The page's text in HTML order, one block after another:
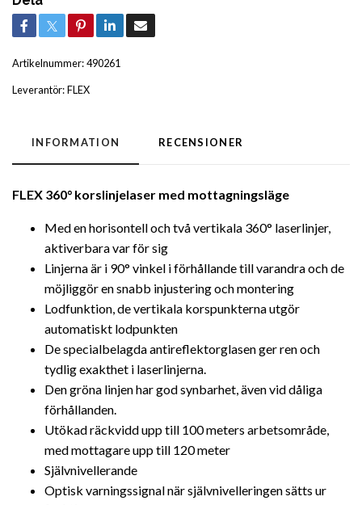
Artikelnummer:490261
Leverantör:FLEX
INFORMATION RECENSIONER
FLEX 360° korslinjelaser med mottagningsläge
Med en horisontell och två vertikala 360° laserlinjer,
aktiverbara var för sig
Linjerna är i 90° vinkel i förhållande till varandra och de
möjliggör en snabb injustering och montering
Lodfunktion, de vertikala korspunkterna utgör
automatiskt lodpunkten
De specialbelagda antireflektorglasen ger ren och
tydlig exakthet i laserlinjerna.
Den gröna linjen har god synbarhet, även vid dåliga
förhållanden.
Utökad räckvidd upp till 100 meters arbetsområde,
med mottagare upp till 120 meter
Självnivellerande
Optisk varningssignal när självnivelleringen sätts ur